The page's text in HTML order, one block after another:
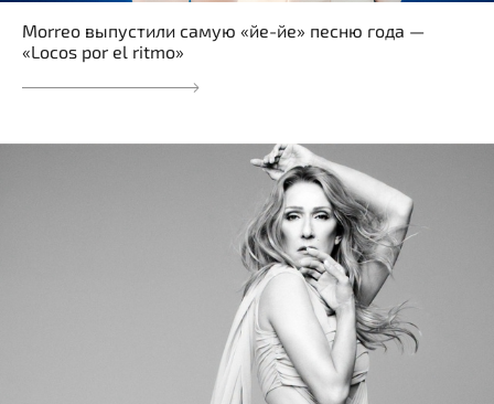
Morreo выпустили самую «йе-йе» песню года —
«Locos por el ritmo»